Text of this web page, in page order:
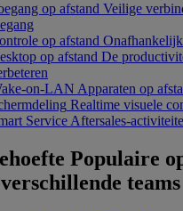
op afstand Veilige
op afstand
op afstand De
on-LAN Apparaten op
Realtime visuele
Service Aftersales-
Populaire
teams